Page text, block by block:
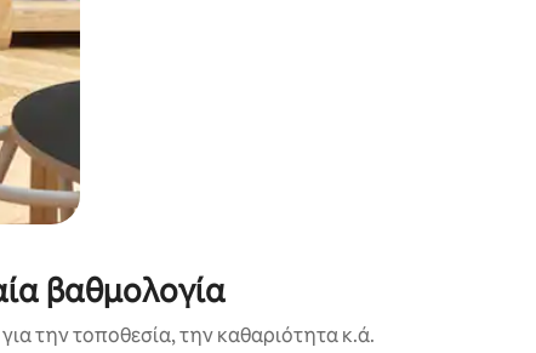
βαθμολογία
την τοποθεσία, την καθαριότητα κ.ά.